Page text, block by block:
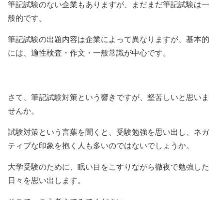
筆記試験のない企業もありますが、まだまだ筆記試験は一
般的です。
筆記試験の出題内容は企業によって異なりますが、基本的
には、適性検査・作文・一般常識が中心です。
さて、筆記試験対策という響きですが、堅苦しいと思いま
せんか。
試験対策という言葉を聞くと、受験勉強を思い出し、ネガ
ティブな印象を抱く人も多いのではないでしょうか。
大学受験のために、眠い目をこすりながら徹夜で勉強した
日々を思い出します。